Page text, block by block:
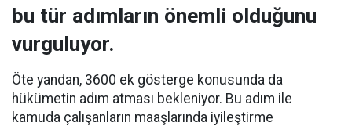
bu tür adımların önemli olduğunu
vurguluyor.
Öte yandan, 3600 ek gösterge konusunda da
hükümetin adım atması bekleniyor. Bu adım ile
kamuda çalışanların maaşlarında iyileştirme